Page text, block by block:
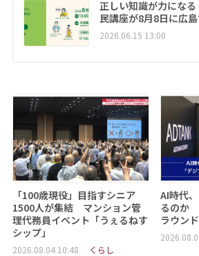
正しい知識が力にな
民講座が8月8日に広
2026.06.15 13:00
「100歳現役」目指すシニア
1500人が集結 マンション管
理代務員イベント「うぇるねす
シップ」
2026.08.04 10:48 くらし
AI時代
るのか
ラウン